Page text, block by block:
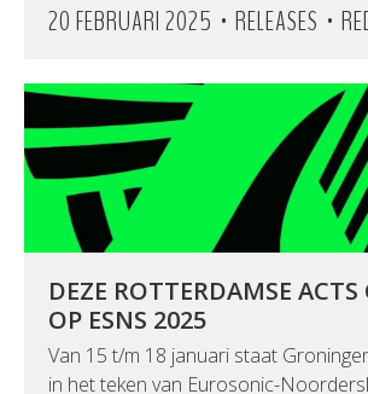
20 FEBRUARI 2025 • RELEASES •
DEZE ROTTERDAMSE ACTS
OP ESNS 2025
Van 15 t/m 18 januari staat
in het teken van Eurosonic-